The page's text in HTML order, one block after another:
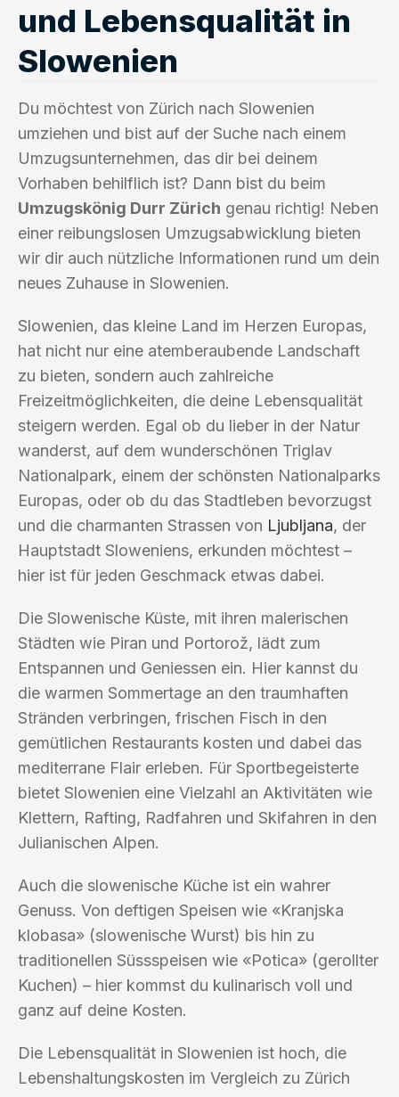
und Lebensqualität in
Slowenien
Du möchtest von Zürich nach Slowenien
umziehen und bist auf der Suche nach einem
Umzugsunternehmen, das dir bei deinem
Vorhaben behilflich ist? Dann bist du beim
Umzugskönig Durr Zürich genau richtig! Neben
einer reibungslosen Umzugsabwicklung bieten
wir dir auch nützliche Informationen rund um dein
neues Zuhause in Slowenien.
Slowenien, das kleine Land im Herzen Europas,
hat nicht nur eine atemberaubende Landschaft
zu bieten, sondern auch zahlreiche
Freizeitmöglichkeiten, die deine Lebensqualität
steigern werden. Egal ob du lieber in der Natur
wanderst, auf dem wunderschönen Triglav
Nationalpark, einem der schönsten Nationalparks
Europas, oder ob du das Stadtleben bevorzugst
und die charmanten Strassen von Ljubljana, der
Hauptstadt Sloweniens, erkunden möchtest –
hier ist für jeden Geschmack etwas dabei.
Die Slowenische Küste, mit ihren malerischen
Städten wie Piran und Portorož, lädt zum
Entspannen und Geniessen ein. Hier kannst du
die warmen Sommertage an den traumhaften
Stränden verbringen, frischen Fisch in den
gemütlichen Restaurants kosten und dabei das
mediterrane Flair erleben. Für Sportbegeisterte
bietet Slowenien eine Vielzahl an Aktivitäten wie
Klettern, Rafting, Radfahren und Skifahren in den
Julianischen Alpen.
Auch die slowenische Küche ist ein wahrer
Genuss. Von deftigen Speisen wie «Kranjska
klobasa» (slowenische Wurst) bis hin zu
traditionellen Süssspeisen wie «Potica» (gerollter
Kuchen) – hier kommst du kulinarisch voll und
ganz auf deine Kosten.
Die Lebensqualität in Slowenien ist hoch, die
Lebenshaltungskosten im Vergleich zu Zürich